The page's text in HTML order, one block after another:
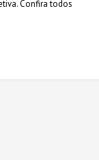
Confira todos